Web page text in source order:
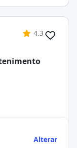
4.3
Alterar